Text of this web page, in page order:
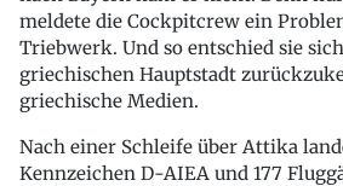
meldete die Cockpitcrew ein
Triebwerk. Und so entschied sie
griechischen Hauptstadt
griechische Medien.
Nach einer Schleife über Attika
Kennzeichen D-AIEA und 177